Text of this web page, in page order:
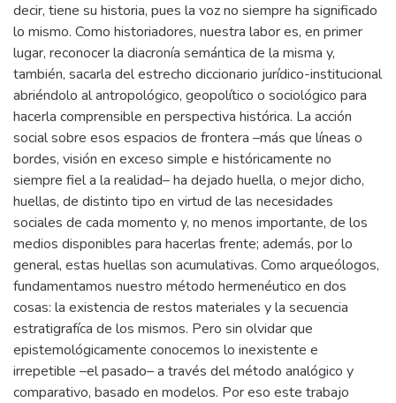
decir, tiene su historia, pues la voz no siempre ha significado
lo mismo. Como historiadores, nuestra labor es, en primer
lugar, reconocer la diacronía semántica de la misma y,
también, sacarla del estrecho diccionario jurídico-institucional
abriéndolo al antropológico, geopolítico o sociológico para
hacerla comprensible en perspectiva histórica. La acción
social sobre esos espacios de frontera –más que líneas o
bordes, visión en exceso simple e históricamente no
siempre fiel a la realidad– ha dejado huella, o mejor dicho,
huellas, de distinto tipo en virtud de las necesidades
sociales de cada momento y, no menos importante, de los
medios disponibles para hacerlas frente; además, por lo
general, estas huellas son acumulativas. Como arqueólogos,
fundamentamos nuestro método hermenéutico en dos
cosas: la existencia de restos materiales y la secuencia
estratigrafíca de los mismos. Pero sin olvidar que
epistemológicamente conocemos lo inexistente e
irrepetible –el pasado– a través del método analógico y
comparativo, basado en modelos. Por eso este trabajo